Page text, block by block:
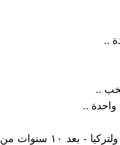
..
..
واحدة ..
.. ثم زيارته للسيسي - وليس زيارة السيسي له